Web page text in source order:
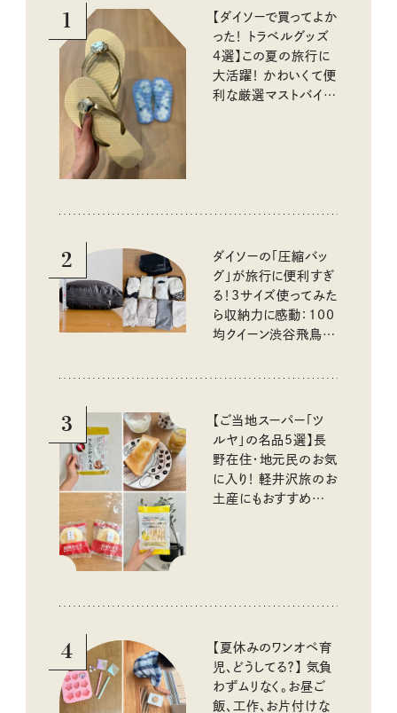
1
【ダイソーで買ってよか
った！ トラベルグッズ
4選】この夏の旅行に
大活躍！ かわいくて便
利な厳選マストバイア
2
ダイソーの「圧縮バッ
グ」が旅行に便利すぎ
る！3サイズ使ってみた
ら収納力に感動：100
均クイーン渋谷飛鳥の
3
【ご当地スーパー「ツ
ルヤ」の名品5選】長
野在住・地元民のお気
に入り！ 軽井沢旅のお
土産にもおすすめのお
4
【夏休みのワンオペ育
児、どうしてる？】 気負
わずムリなく。お昼ご
飯、工作、お片付けな